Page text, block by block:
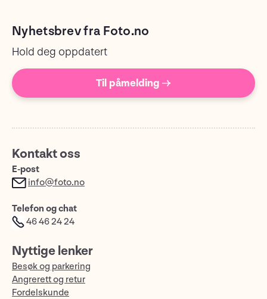
Nyhetsbrev fra Foto.no
Hold deg oppdatert
Til påmelding →
Kontakt oss
E-post
info@foto.no
Telefon og chat
46 46 24 24
Nyttige lenker
Besøk og parkering
Angrerett og retur
Fordelskunde